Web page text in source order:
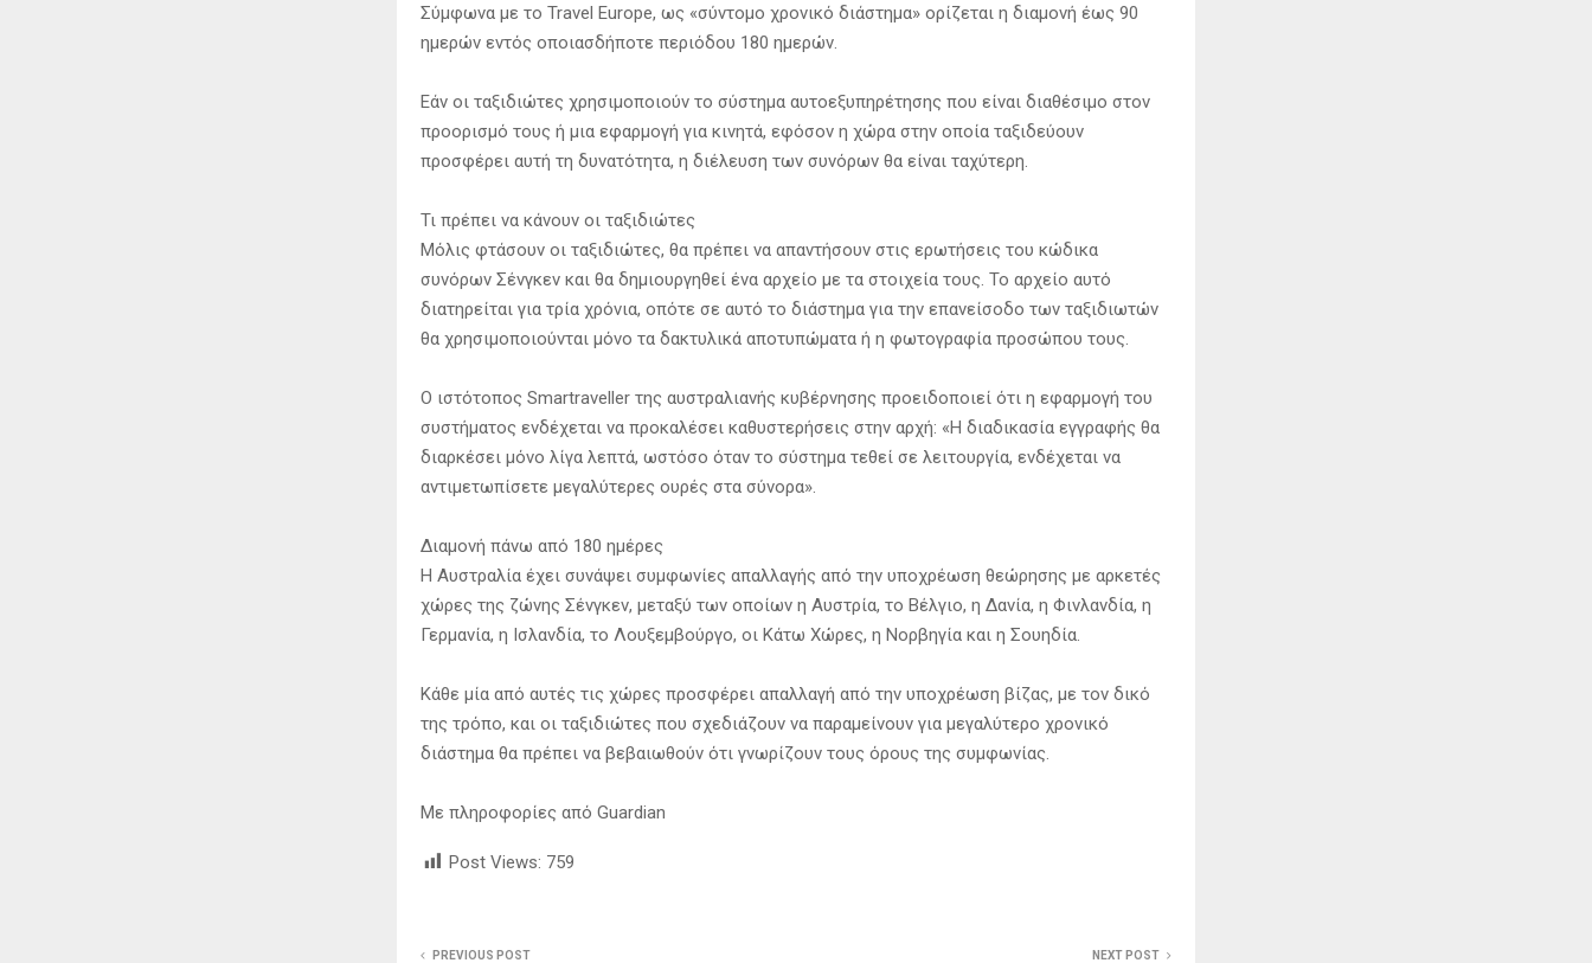
Σύμφωνα με το Travel Europe, ως «σύντομο χρονικό διάστημα» ορίζεται η διαμονή έως 90
ημερών εντός οποιασδήποτε περιόδου 180 ημερών.
Εάν οι ταξιδιώτες χρησιμοποιούν το σύστημα αυτοεξυπηρέτησης που είναι διαθέσιμο στον
προορισμό τους ή μια εφαρμογή για κινητά, εφόσον η χώρα στην οποία ταξιδεύουν
προσφέρει αυτή τη δυνατότητα, η διέλευση των συνόρων θα είναι ταχύτερη.
Τι πρέπει να κάνουν οι ταξιδιώτες
Μόλις φτάσουν οι ταξιδιώτες, θα πρέπει να απαντήσουν στις ερωτήσεις του κώδικα
συνόρων Σένγκεν και θα δημιουργηθεί ένα αρχείο με τα στοιχεία τους. Το αρχείο αυτό
διατηρείται για τρία χρόνια, οπότε σε αυτό το διάστημα για την επανείσοδο των ταξιδιωτών
θα χρησιμοποιούνται μόνο τα δακτυλικά αποτυπώματα ή η φωτογραφία προσώπου τους.
Ο ιστότοπος Smartraveller της αυστραλιανής κυβέρνησης προειδοποιεί ότι η εφαρμογή του
συστήματος ενδέχεται να προκαλέσει καθυστερήσεις στην αρχή: «Η διαδικασία εγγραφής θα
διαρκέσει μόνο λίγα λεπτά, ωστόσο όταν το σύστημα τεθεί σε λειτουργία, ενδέχεται να
αντιμετωπίσετε μεγαλύτερες ουρές στα σύνορα».
Διαμονή πάνω από 180 ημέρες
Η Αυστραλία έχει συνάψει συμφωνίες απαλλαγής από την υποχρέωση θεώρησης με αρκετές
χώρες της ζώνης Σένγκεν, μεταξύ των οποίων η Αυστρία, το Βέλγιο, η Δανία, η Φινλανδία, η
Γερμανία, η Ισλανδία, το Λουξεμβούργο, οι Κάτω Χώρες, η Νορβηγία και η Σουηδία.
Κάθε μία από αυτές τις χώρες προσφέρει απαλλαγή από την υποχρέωση βίζας, με τον δικό
της τρόπο, και οι ταξιδιώτες που σχεδιάζουν να παραμείνουν για μεγαλύτερο χρονικό
διάστημα θα πρέπει να βεβαιωθούν ότι γνωρίζουν τους όρους της συμφωνίας.
Με πληροφορίες από Guardian
Post Views: 759
PREVIOUS POST NEXT POST